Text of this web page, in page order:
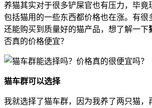
养猫其实对于很多铲屎官也有压力，毕竟
包括猫用的一些东西都价格也在涨。有很
还能购买到质量好的猫产品，想了解一下
否真的价格便宜？
猫车群可以选择
我就选择了猫车群，因为我养了两只猫，